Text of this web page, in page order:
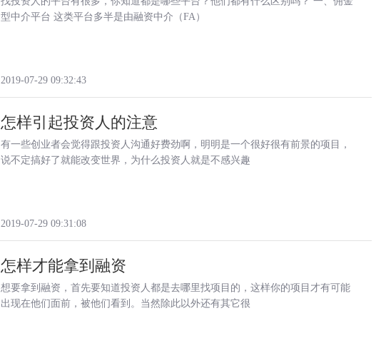
型中介平台 这类平台多半是由融资中介（FA）
2019-07-29 09:32:43
怎样引起投资人的注意
有一些创业者会觉得跟投资人沟通好费劲啊，明明是一个很好很有前景的项目，
说不定搞好了就能改变世界，为什么投资人就是不感兴趣
2019-07-29 09:31:08
怎样才能拿到融资
想要拿到融资，首先要知道投资人都是去哪里找项目的，这样你的项目才有可能
出现在他们面前，被他们看到。当然除此以外还有其它很